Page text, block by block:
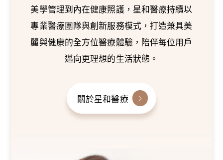
美學管理到內在健康照護，星和醫療持續以
專業醫療團隊與創新服務模式，打造兼具美
麗與健康的全方位醫療體驗，陪伴每位用戶
邁向更理想的生活狀態。
關於星和醫療